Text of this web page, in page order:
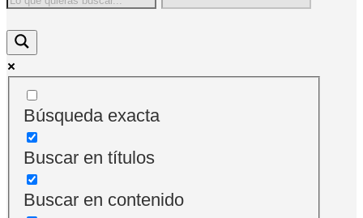
Búsqueda exacta
Buscar en títulos
Buscar en contenido